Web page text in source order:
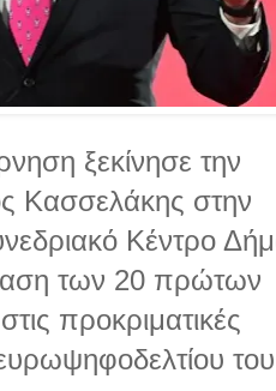
ξεκίνησε την
Κασσελάκης στην
Κέντρο
των 20 πρώτων
προκριματικές
του